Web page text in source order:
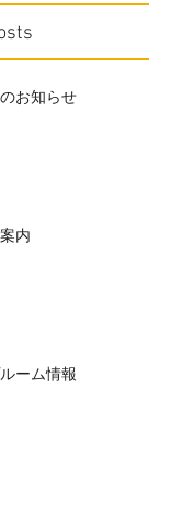
お知らせ
内
ーム情報